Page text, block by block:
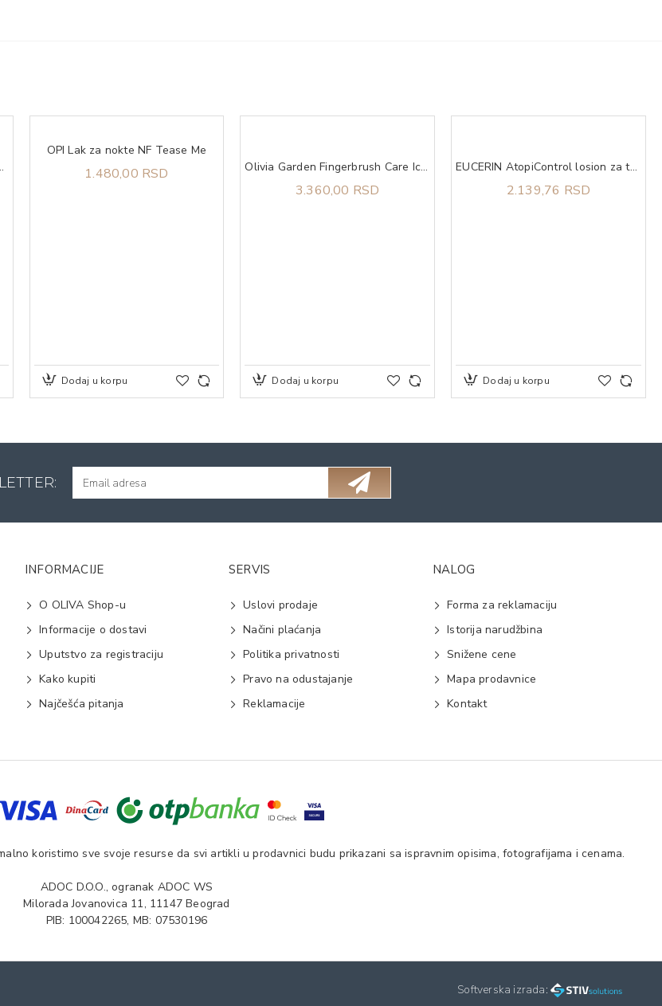
After Dark
OPI Lak za nokte NF Tease Me
1.480,00 RSD
Dodaj u korpu
Olivia Garden Fingerbrush Care Iconic Boar&Nylon Pastel Pink L
3.360,00 RSD
Dodaj u korpu
EUCERIN AtopiControl losion za telo 250ml
2.139,76 RSD
Dodaj u korpu
INFORMACIJE
O OLIVA Shop-u
Informacije o dostavi
Uputstvo za registraciju
Kako kupiti
Najčešća pitanja
SERVIS
Uslovi prodaje
Načini plaćanja
Politika privatnosti
Pravo na odustajanje
Reklamacije
NALOG
Forma za reklamaciju
Istorija narudžbina
Snižene cene
Mapa prodavnice
Kontakt
koristimo sve svoje resurse da svi artikli u prodavnici budu prikazani sa ispravnim opisima, fotografijama i cenama.
ADOC D.O.O., ogranak ADOC WS
Milorada Jovanovica 11, 11147 Beograd
PIB: 100042265, MB: 07530196
Softverska izrada: